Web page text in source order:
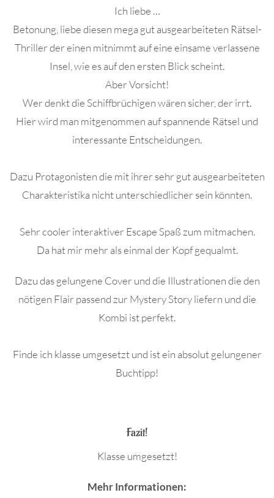
Ich liebe …
Betonung, liebe diesen mega gut ausgearbeiteten Rätsel-
Thriller der einen mitnimmt auf eine einsame verlassene
Insel, wie es auf den ersten Blick scheint.
Aber Vorsicht!
Wer denkt die Schiffbrüchigen wären sicher, der irrt.
Hier wird man mitgenommen auf spannende Rätsel und
interessante Entscheidungen.
Dazu Protagonisten die mit ihrer sehr gut ausgearbeiteten
Charakteristika nicht unterschiedlicher sein könnten.
Sehr cooler interaktiver Escape Spaß zum mitmachen.
Da hat mir mehr als einmal der Kopf gequalmt.
Dazu das gelungene Cover und die Illustrationen die den
nötigen Flair passend zur Mystery Story liefern und die
Kombi ist perfekt.
Finde ich klasse umgesetzt und ist ein absolut gelungener
Buchtipp!
Fazit!
Klasse umgesetzt!
Mehr Informationen: